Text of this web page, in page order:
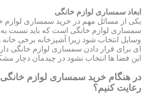
ابعاد سمساری لوازم خانگی
یکی از مسائل مهم در خرید سمساری لوازم
سمساری لوازم خانگی است که باید نسبت به
وسایل انتخاب شود زیرا آشپزخانه برخی
ای برای قرار دادن سمساری لوازم خانگی
این فضا ها انتخاب نشود در چیدمان دچار
در هنگام خرید سمساری لوازم خانگی
رعایت کنیم؟